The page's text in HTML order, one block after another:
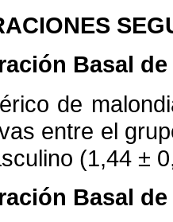
Basal
de
entre el
(1,44 ±
Basal